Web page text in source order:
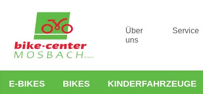
Über
uns
Service
E-BIKES BIKES KINDERFAHRZEUGE